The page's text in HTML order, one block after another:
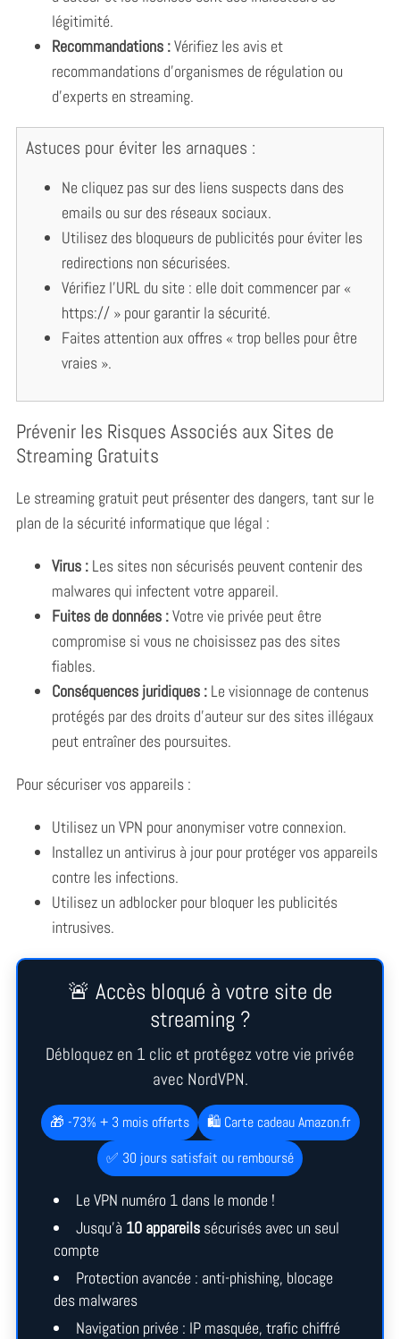
légitimité.
Recommandations :Vérifiez les avis et
recommandations d’organismes de régulation ou
d’experts en streaming.
Astuces pour éviter les arnaques :
Ne cliquez pas sur des liens suspects dans des
emails ou sur des réseaux sociaux.
Utilisez des bloqueurs de publicités pour éviter les
redirections non sécurisées.
Vérifiez l’URL du site : elle doit commencer par «
https:// » pour garantir la sécurité.
Faites attention aux offres « trop belles pour être
vraies ».
Prévenir les Risques Associés aux Sites de
Streaming Gratuits
Le streaming gratuit peut présenter des dangers, tant sur le
plan de la sécurité informatique que légal :
Virus :Les sites non sécurisés peuvent contenir des
malwares qui infectent votre appareil.
Fuites de données :Votre vie privée peut être
compromise si vous ne choisissez pas des sites
fiables.
Conséquences juridiques :Le visionnage de contenus
protégés par des droits d’auteur sur des sites illégaux
peut entraîner des poursuites.
Pour sécuriser vos appareils :
Utilisez un VPN pour anonymiser votre connexion.
Installez un antivirus à jour pour protéger vos appareils
contre les infections.
Utilisez un adblocker pour bloquer les publicités
intrusives.
🚨 Accès bloqué à votre site de
streaming ?
Débloquez en 1 clic et protégez votre vie privée
avec NordVPN.
🎁 -73% + 3 mois offerts
🛍️ Carte cadeau Amazon.fr
✅ 30 jours satisfait ou remboursé
Le VPN numéro 1 dans le monde !
Jusqu’à 10 appareilssécurisés avec un seul
compte
Protection avancée : anti-phishing, blocage
des malwares
Navigation privée : IP masquée, trafic chiffré
c
o
r